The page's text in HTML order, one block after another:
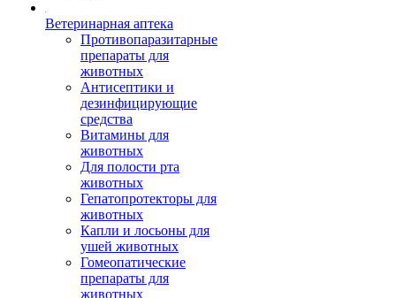
Ветеринарная аптека
Противопаразитарные
препараты для
животных
Антисептики и
дезинфицирующие
средства
Витамины для
животных
Для полости рта
животных
Гепатопротекторы для
животных
Капли и лосьоны для
ушей животных
Гомеопатические
препараты для
животных